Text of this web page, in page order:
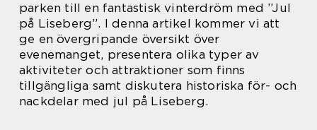
parken till en fantastisk vinterdröm med ”Jul
på Liseberg”. I denna artikel kommer vi att
ge en övergripande översikt över
evenemanget, presentera olika typer av
aktiviteter och attraktioner som finns
tillgängliga samt diskutera historiska för- och
nackdelar med jul på Liseberg.